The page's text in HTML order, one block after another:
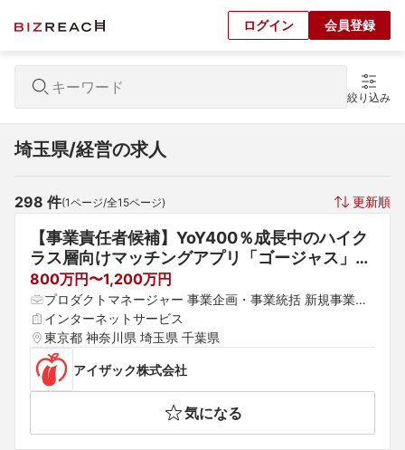
ログイン 会員登録
絞り込み
埼玉県/経営の求人
298 件(1ページ/全15ページ) 更新順
【事業責任者候補】YoY400％成長中のハイク
ラス層向けマッチングアプリ「ゴージャス」の
プロダクトマネージャーを募集
800万円〜1,200万円
プロダクトマネージャー 事業企画・事業統括 新規事業企
画・事業開発
インターネットサービス
東京都 神奈川県 埼玉県 千葉県
アイザック株式会社
気になる